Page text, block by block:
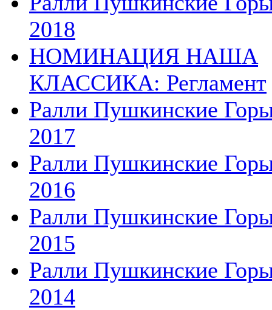
2018
НОМИНАЦИЯ НАША
КЛАССИКА: Регламент
Ралли Пушкинские
2017
Ралли Пушкинские
2016
Ралли Пушкинские
2015
Ралли Пушкинские
2014